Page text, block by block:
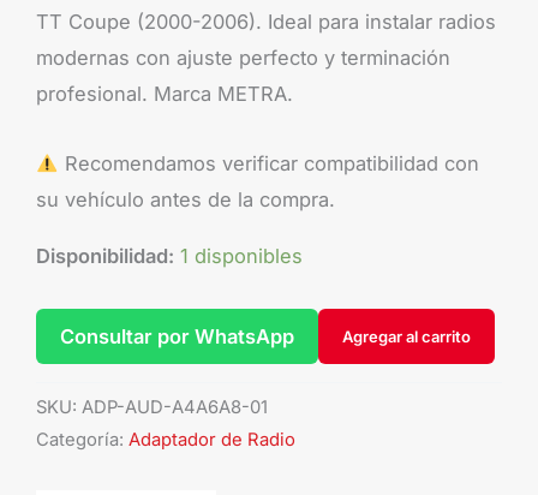
TT Coupe (2000-2006). Ideal para instalar radios
modernas con ajuste perfecto y terminación
profesional. Marca METRA.
Recomendamos verificar compatibilidad con
su vehículo antes de la compra.
Disponibilidad: 1 disponibles
Agregar al carrito
Consultar por WhatsApp
SKU: ADP-AUD-A4A6A8-01
Categoría: Adaptador de Radio